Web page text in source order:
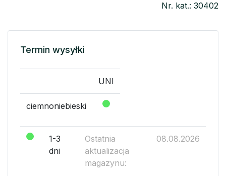
Nr. kat.: 30402
Termin wysyłki
UNI
ciemnoniebieski
1-3
dni
Ostatnia
aktualizacja
magazynu:
08.08.2026